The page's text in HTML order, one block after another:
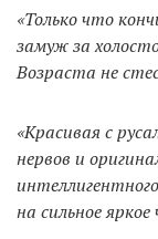
«Только что
замуж за
Возраста не
«Красивая с
нервов и
на сильное